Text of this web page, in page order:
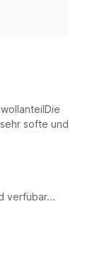
softe und
verfübar...